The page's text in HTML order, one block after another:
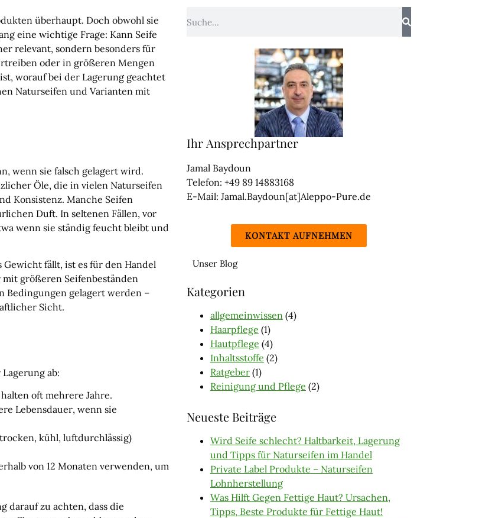
überhaupt. Doch obwohl sie
eine wichtige Frage: Kann Seife
relevant, sondern besonders für
oder in größeren Mengen
worauf bei der Lagerung geachtet
Naturseifen und Varianten mit
wenn sie falsch gelagert wird.
Öle, die in vielen Naturseifen
Konsistenz. Manche Seifen
Duft. In seltenen Fällen, vor
wenn sie ständig feucht bleibt und
fällt, ist es für den Handel
größeren Seifenbeständen
Bedingungen gelagert werden –
Sicht.
ab:
oft mehrere Jahre.
Lebensdauer, wenn sie
kühl, luftdurchlässig)
von 12 Monaten verwenden, um
darauf zu achten, dass die
Ihr Ansprechpartner
Jamal Baydoun
Telefon: +49 89 14883168
E-Mail: Jamal.Baydoun[at]Aleppo-Pure.de
KONTAKT AUFNEHMEN
Unser Blog
Kategorien
allgemeinwissen (4)
Haarpflege (1)
Hautpflege (4)
Inhaltsstoffe (2)
Ratgeber(1)
Reinigung und Pflege (2)
Neueste Beiträge
Wird Seife schlecht? Haltbarkeit, Lagerung
und Tipps für Naturseifen im Handel
Private Label Produkte – Naturseifen
Lohnherstellung
Was Hilft Gegen Fettige Haut? Ursachen,
Tipps, Beste Produkte für Fettige Haut!